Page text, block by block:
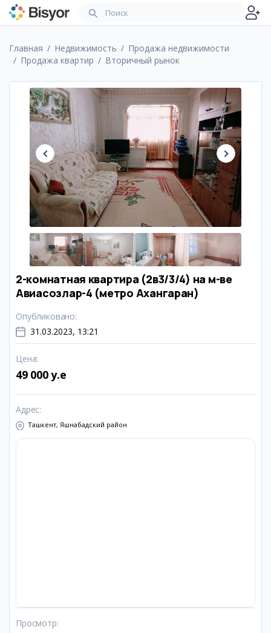
Главная Недвижимость
Продажа недвижимости
Продажа квартир
Вторичный рынок
2-комнатная квартира (2в3/3/4) на м-ве
Авиасозлар-4 (метро Ахангаран)
Опубликовано:
31.03.2023, 13:21
Цена:
49 000 y.e
Адрес:
Ташкент, Яшнабадский район
Просмотр: